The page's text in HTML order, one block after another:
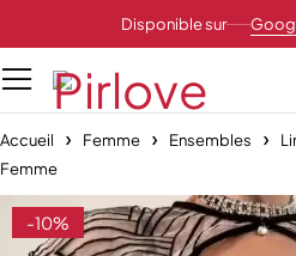
Disponible sur
Accueil Femme Ensembles
Femme
-10%